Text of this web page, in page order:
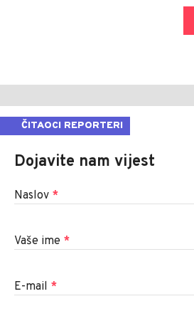
ČITAOCI REPORTERI
Dojavite nam vijest
Naslov *
Vaše ime *
E-mail *